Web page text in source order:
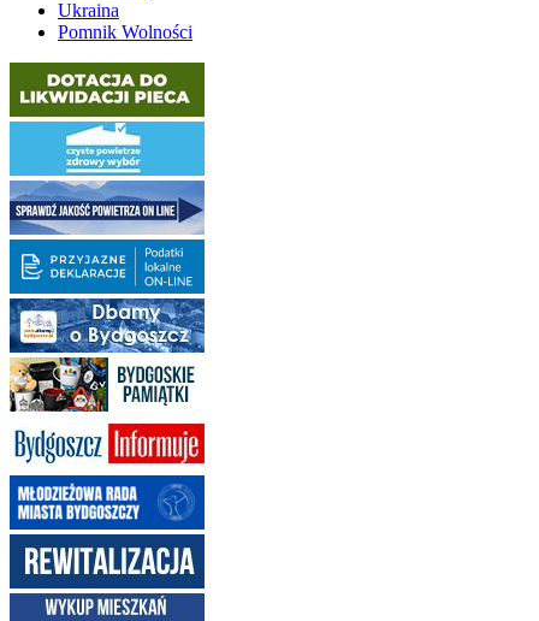
Ukraina
Pomnik Wolności